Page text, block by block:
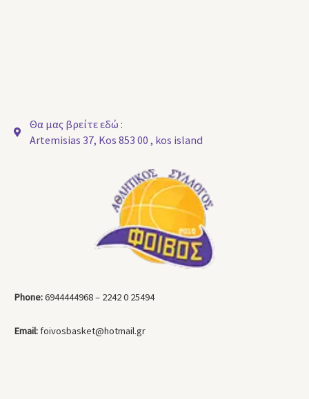
Θα μας βρείτε εδώ :
Artemisias 37, Kos 853 00 , kos island
Phone:6944444968 – 2242 0 25494
Email:foivosbasket@hotmail.gr